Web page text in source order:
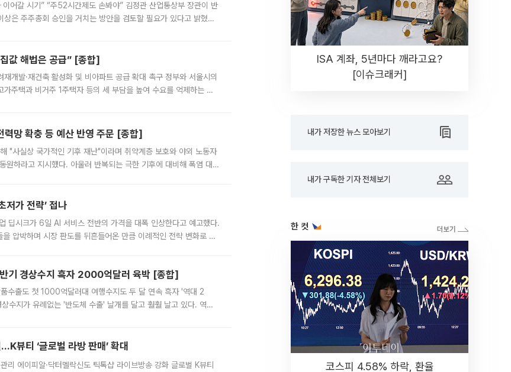
어갈 시기” “주52시간제도 손봐야” 김정관 산업통상부 장관이 반
은 주주총회 승인을 거치는 방안을 검토할 필요가 있다고 밝혔다.
값 해법은 공급” [종합]
개발·재건축 활성화 및 비아파트 공급 확대 촉구 정부와 서울시의
주택과 비거주 1주택자 등의 세 부담을 높여 수요를 억제하는 카
망 확충 등 예산 반영 주문 [종합]
"사실상 국가적인 기후 재난"이라며 취약계층 보호와 야외 노동자
원하라고 지시했다. 아울러 반복되는 극한 기후에 대비해 폭염 대응
저가 전략’ 접나
딥시크가 6일 AI 서비스 전반의 가격을 대폭 인상한다고 예고했다.
을 압박하며 시장 판도를 뒤흔들어온 만큼 이례적인 전략 변화로 평
기 경상수지 흑자 2000억달러 육박 [종합]
출도 첫 1000억달러대 여행수지도 두 달 연속 흑자 '역대 2
수지가 유례없는 '반도체 수출' 날개를 달고 훨훨 날고 있다. 역대
뷰티 ‘글로벌 라방 판매’ 확대
리 에이피알·닥터멜락신도 틱톡샵 라이브방송 강화 글로벌 K뷰티
ISA 계좌, 5년마다 깨라고요?
[이슈크래커]
내가 저장한 뉴스 모아보기
내가 구독한 기자 전체보기
한 컷
코스피 4.58% 하락, 환율